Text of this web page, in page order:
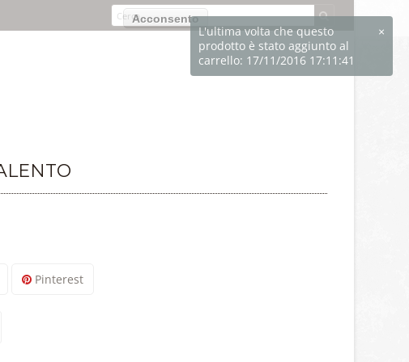
Pinterest
all'utilizzo dei cookie. Acconsento